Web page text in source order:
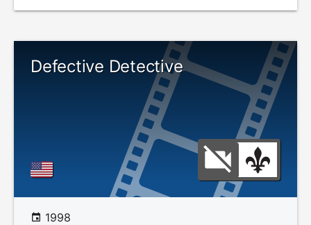
Defective Detective
1998